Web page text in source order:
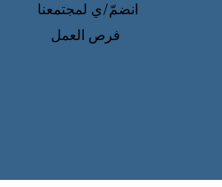
انضمّ/ي لمجتمعنا
فرص العمل